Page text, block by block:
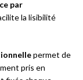
par
la lisibilité
permet de
pris en